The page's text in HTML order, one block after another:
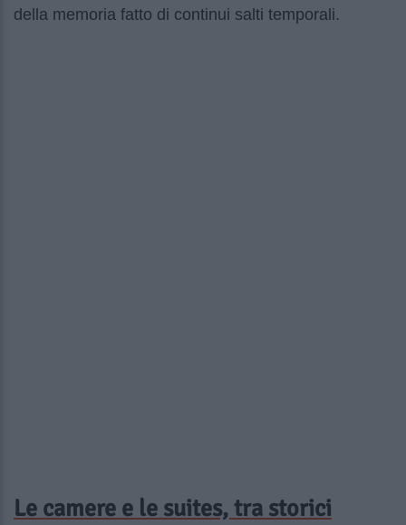
della memoria fatto di continui salti temporali.
Le camere e le suites, tra storici